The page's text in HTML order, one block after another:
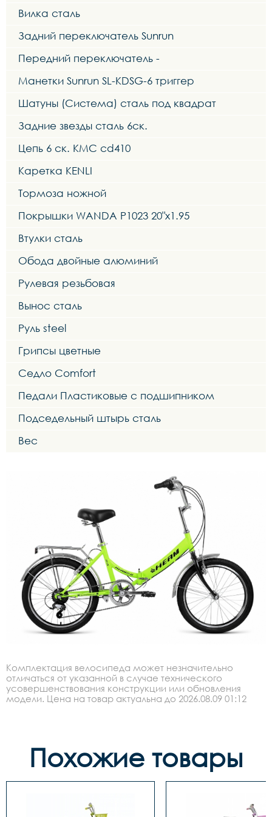
Вилка сталь
Задний переключатель Sunrun
Передний переключатель -
Манетки Sunrun SL-KDSG-6 триггер
Шатуны (Система) сталь под квадрат
Задние звезды сталь 6ск.
Цепь 6 ск. KMC cd410
Каретка KENLI
Тормоза ножной
Покрышки WANDA P1023 20"x1.95
Втулки сталь
Обода двойные алюминий
Рулевая резьбовая
Вынос сталь
Руль steel
Грипсы цветные
Седло Comfort
Педали Пластиковые с подшипником
Подседельный штырь сталь
Вес
Комплектация велосипеда может незначительно
отличаться от указанной в случае технического
усовершенствования конструкции или обновления
модели. Цена на товар актуальна до 2026.08.09 01:12
Похожие товары